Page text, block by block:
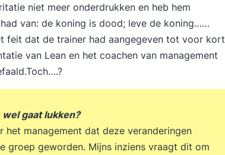
niet meer onderdrukken en heb hem
van: de koning is dood; leve de koning……
feit dat de trainer had aangegeven tot voor kort
van Lean en het coachen van management
gaat lukken?
het management dat deze veranderingen
groep geworden. Mijns inziens vraagt dit om